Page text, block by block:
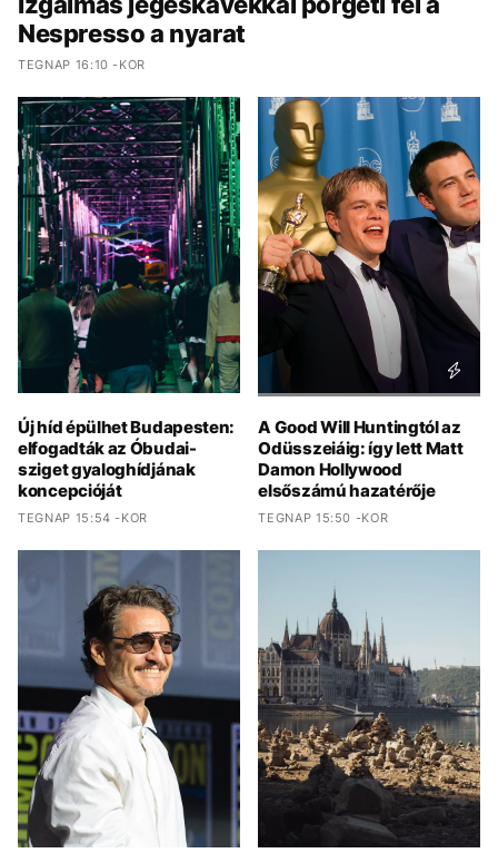
Nespresso a nyarat
TEGNAP 16:10 -KOR
Új híd épülhet Budapesten:
elfogadták az Óbudai-
sziget gyaloghídjának
koncepcióját
TEGNAP 15:54 -KOR
A Good Will Huntingtól az
Odüsszeiáig: így lett Matt
Damon Hollywood
elsőszámú hazatérője
TEGNAP 15:50 -KOR